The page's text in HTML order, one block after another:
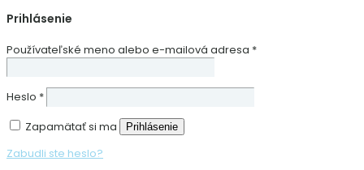
Prihlásenie
Používateľské meno alebo e-mailová adresa *
Heslo *
Zapamätať si ma
Prihlásenie
Zabudli ste heslo?